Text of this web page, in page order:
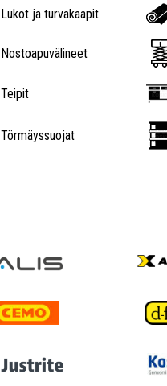
Lukot ja turvakaapit
Nostoapuvälineet
Teipit
Törmäyssuojat